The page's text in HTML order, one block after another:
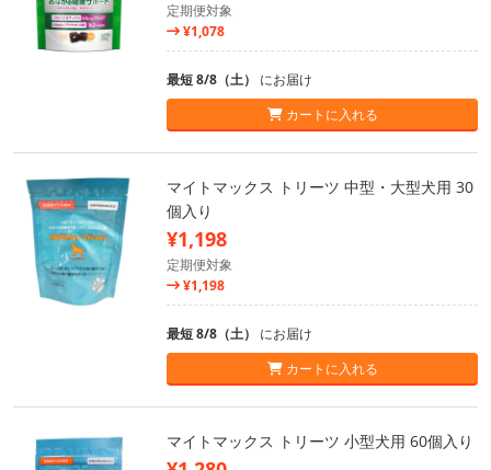
定期便対象
¥1,078
最短 8/8（土） にお届け
カートに入れる
マイトマックス トリーツ 中型・大型犬用 30
個入り
¥1,198
定期便対象
¥1,198
最短 8/8（土） にお届け
カートに入れる
マイトマックス トリーツ 小型犬用 60個入り